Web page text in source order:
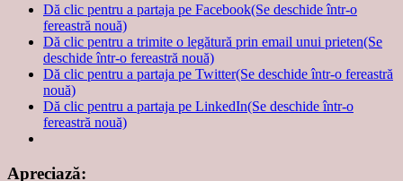
Dă clic pentru a partaja pe Facebook(Se deschide într-o
fereastră nouă)
Dă clic pentru a trimite o legătură prin email unui prieten(Se
deschide într-o fereastră nouă)
Dă clic pentru a partaja pe Twitter(Se deschide într-o fereastră
nouă)
Dă clic pentru a partaja pe LinkedIn(Se deschide într-o
fereastră nouă)
Apreciază: